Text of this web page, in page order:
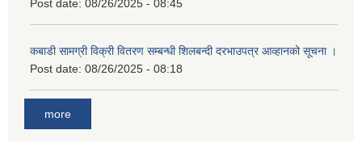
Post date: 08/26/2025 - 08:45
कबाडी सामग्री विक्री वितरण सम्बन्धी शिलबन्दी दरभाउपत्र आव्हानको सूचना ।
Post date: 08/26/2025 - 08:18
more